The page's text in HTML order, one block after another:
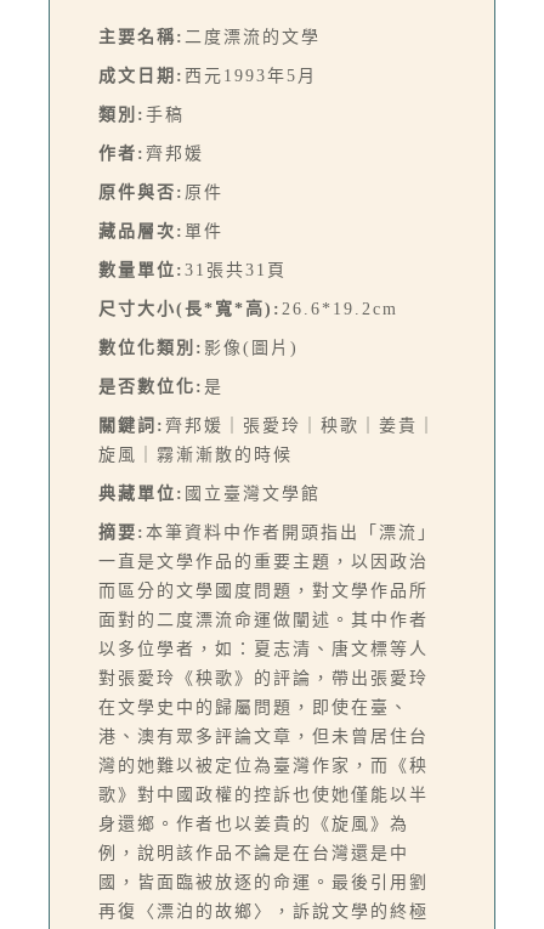
主要名稱: 二度漂流的文學
成文日期: 西元1993年5月
類別: 手稿
作者: 齊邦媛
原件與否: 原件
藏品層次: 單件
數量單位: 31張共31頁
尺寸大小(長*寬*高): 26.6*19.2cm
數位化類別: 影像(圖片)
是否數位化: 是
關鍵詞: 齊邦媛｜張愛玲｜秧歌｜姜貴｜
旋風｜霧漸漸散的時候
典藏單位: 國立臺灣文學館
摘要: 本筆資料中作者開頭指出「漂流」
一直是文學作品的重要主題，以因政治
而區分的文學國度問題，對文學作品所
面對的二度漂流命運做闡述。其中作者
以多位學者，如：夏志清、唐文標等人
對張愛玲《秧歌》的評論，帶出張愛玲
在文學史中的歸屬問題，即使在臺、
港、澳有眾多評論文章，但未曾居住台
灣的她難以被定位為臺灣作家，而《秧
歌》對中國政權的控訴也使她僅能以半
身還鄉。作者也以姜貴的《旋風》為
例，說明該作品不論是在台灣還是中
國，皆面臨被放逐的命運。最後引用劉
再復〈漂泊的故鄉〉，訴說文學的終極